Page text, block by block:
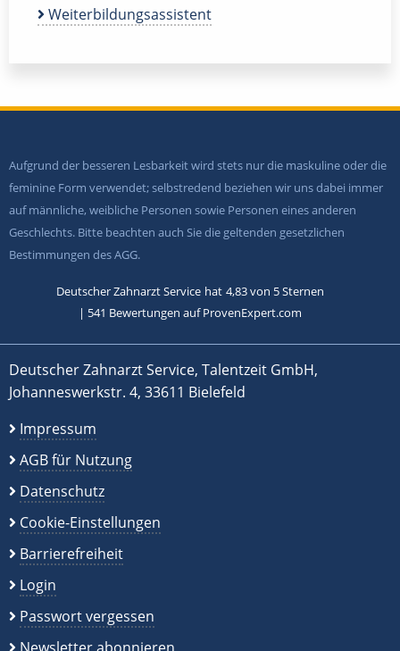
Weiterbildungsassistent
Aufgrund der besseren Lesbarkeit wird stets nur die maskuline oder die
feminine Form verwendet; selbstredend beziehen wir uns dabei immer
auf männliche, weibliche Personen sowie Personen eines anderen
Geschlechts. Bitte beachten auch Sie die geltenden gesetzlichen
Bestimmungen des AGG.
Deutscher Zahnarzt Service hat 4,83von 5Sternen
| 541 Bewertungen auf ProvenExpert.com
Deutscher Zahnarzt Service, Talentzeit GmbH,
Johanneswerkstr. 4, 33611 Bielefeld
Impressum
AGB für Nutzung
Datenschutz
Cookie-Einstellungen
Barrierefreiheit
Login
Passwort vergessen